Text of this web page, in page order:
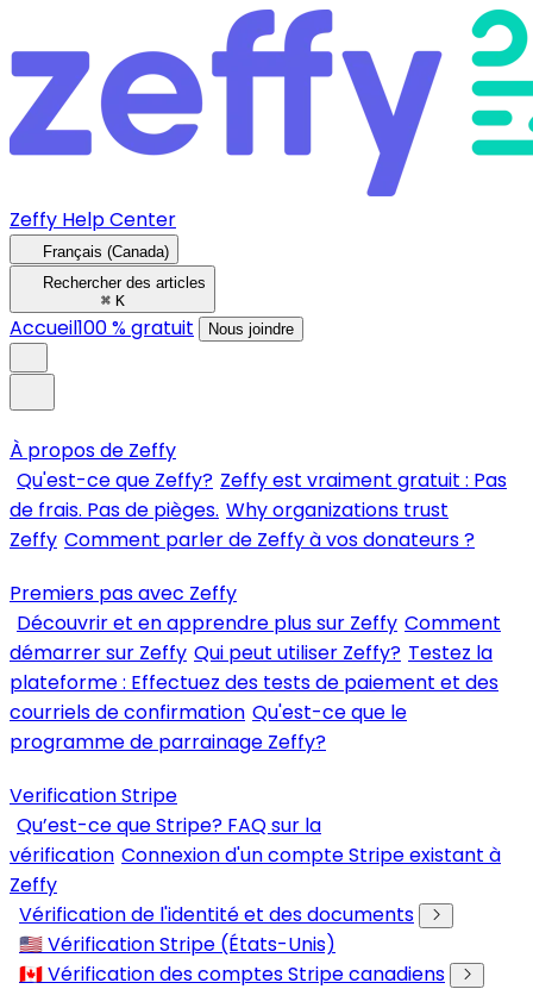
Zeffy Help Center
Français (Canada)
Rechercher des articles
⌘ K
Accueil100 % gratuit Nous joindre
À propos de Zeffy
Qu'est-ce que Zeffy? Zeffy est vraiment gratuit : Pas
de frais. Pas de pièges. Why organizations trust
Zeffy Comment parler de Zeffy à vos donateurs ?
Premiers pas avec Zeffy
Découvrir et en apprendre plus sur Zeffy Comment
démarrer sur Zeffy Qui peut utiliser Zeffy? Testez la
plateforme : Effectuez des tests de paiement et des
courriels de confirmation Qu'est-ce que le
programme de parrainage Zeffy?
Verification Stripe
Qu’est-ce que Stripe? FAQ sur la
vérification Connexion d'un compte Stripe existant à
Zeffy
Vérification de l'identité et des documents
🇺🇸 Vérification Stripe (États-Unis)
🇨🇦 Vérification des comptes Stripe canadiens